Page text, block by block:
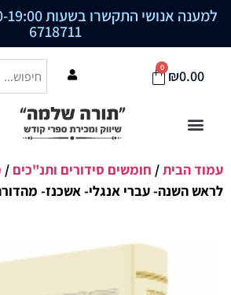
למענה אנושי התקשרו בשעות 09:00-19:00 לטלפון
6718711
₪0.00
0
עמוד הבית/ חומשים סידורים ותנ"כים /
לראש השנה- עברי אנגלי- אשכנז-